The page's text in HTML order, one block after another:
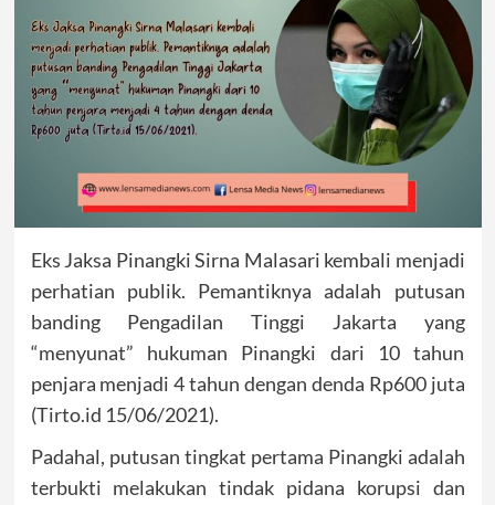
Eks Jaksa Pinangki Sirna Malasari kembali menjadi
perhatian publik. Pemantiknya adalah putusan
banding Pengadilan Tinggi Jakarta yang
“menyunat” hukuman Pinangki dari 10 tahun
penjara menjadi 4 tahun dengan denda Rp600 juta
(Tirto.id 15/06/2021).
Padahal, putusan tingkat pertama Pinangki adalah
terbukti melakukan tindak pidana korupsi dan